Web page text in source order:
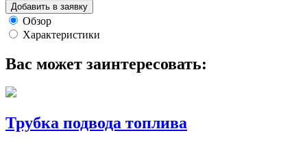
Добавить в заявку
Обзор
Характеристики
Вас может заинтересовать:
Трубка подвода топлива